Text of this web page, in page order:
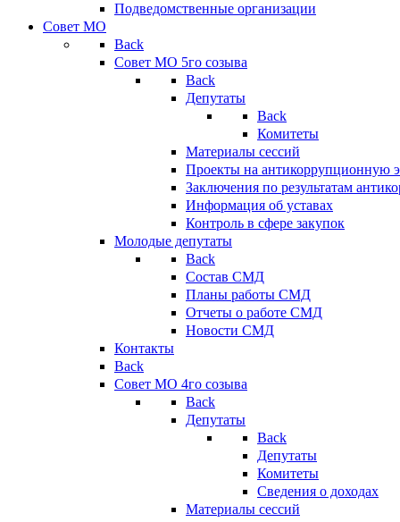
Подведомственные организации
Совет МО
Back
Совет МО 5го созыва
Back
Депутаты
Back
Комитеты
Материалы сессий
Проекты на антикоррупционную
Заключения по результатам
Информация об уставах
Контроль в сфере закупок
Молодые депутаты
Back
Состав СМД
Планы работы СМД
Отчеты о работе СМД
Новости СМД
Контакты
Back
Совет МО 4го созыва
Back
Депутаты
Back
Депутаты
Комитеты
Сведения о доходах
Материалы сессий